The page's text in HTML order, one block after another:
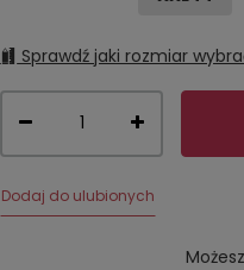
Sprawdź jaki rozmiar
Dodaj do ulubionych